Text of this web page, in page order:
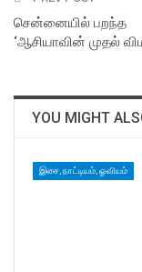
சென்னையில் பறந்த
‘ஆசியாவின் முதல்
YOU MIGHT
இசை, நாட்டியம், ஓவியம்